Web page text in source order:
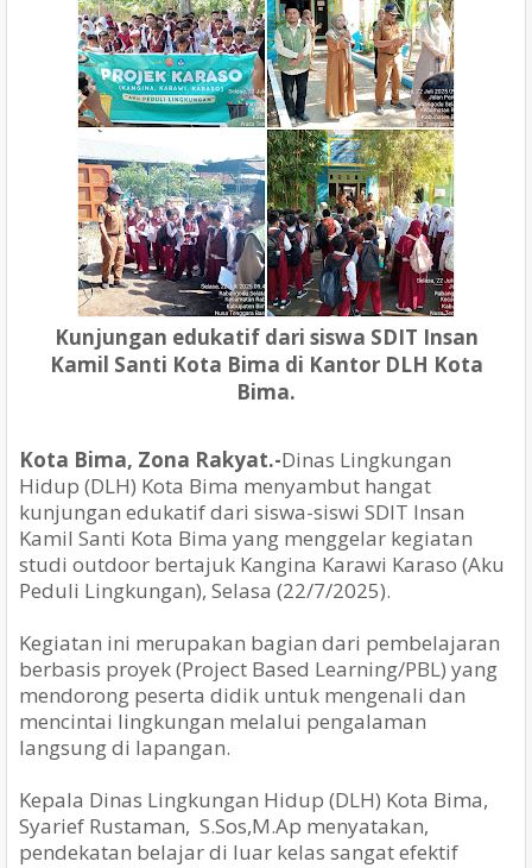
Kunjungan edukatif dari siswa SDIT Insan
Kamil Santi Kota Bima di Kantor DLH Kota
Bima.
Kota Bima, Zona Rakyat.-Dinas Lingkungan
Hidup (DLH) Kota Bima menyambut hangat
kunjungan edukatif dari siswa-siswi SDIT Insan
Kamil Santi Kota Bima yang menggelar kegiatan
studi outdoor bertajuk Kangina Karawi Karaso (Aku
Peduli Lingkungan), Selasa (22/7/2025).
Kegiatan ini merupakan bagian dari pembelajaran
berbasis proyek (Project Based Learning/PBL) yang
mendorong peserta didik untuk mengenali dan
mencintai lingkungan melalui pengalaman
langsung di lapangan.
Kepala Dinas Lingkungan Hidup (DLH) Kota Bima,
Syarief Rustaman, S.Sos,M.Ap menyatakan,
pendekatan belajar di luar kelas sangat efektif